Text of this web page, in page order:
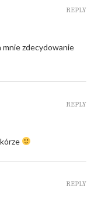
zdecydowanie
REPLY
REPLY
REPLY